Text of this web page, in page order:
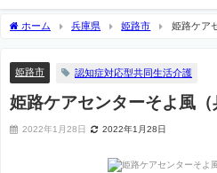
ホーム 兵庫県 姫路市 姫路ケア
姫路市 認知症対応型共同生活介護
姫路ケアセンターそよ風（
2022年1月28日 2022年1月28日